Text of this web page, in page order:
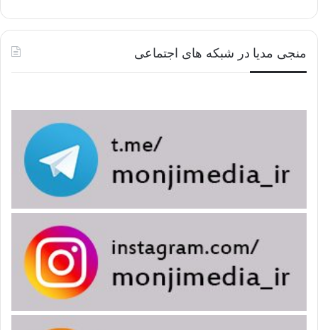
ملاحظه مهمه: إذا جاء شخص ما فی زمن الغیبه یدعی المشاهده و
بالطبع یجب معرفه أن ما جاء فی رساله “ادعاء المشاهده” (مع
الانتباه إلى العباره السابقه للرساله التی تقول “لا توصی لخلفیتک”)
یتعلق بالأشخاص الذین یدعون المشاهده و النیابه عن إمام الزمان، و
هذا لا یتناقض مع ألقاب ومقامات الصالحین و العلماء فی ذلک العصر.
منجی مدیا در شبکه های اجتماعی